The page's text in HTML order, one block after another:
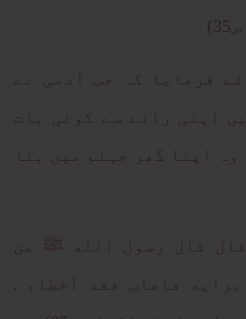
فرمایا کہ جس آدمی نے
اپنی رائے سے کوئی بات
وہ اپنا گھر جہنم میں بنا
قال قال رسول الله ﷺ من
فاصاب فقد أخطاء .